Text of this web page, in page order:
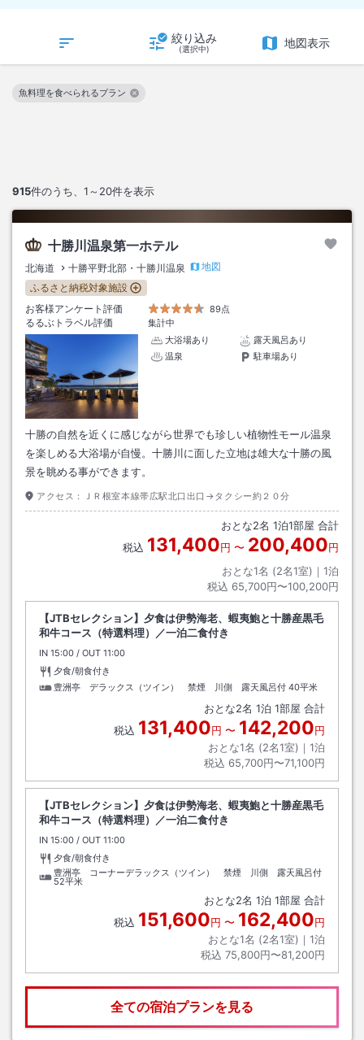
絞り込み
(選択中) 地図表示
915件のうち、 1～20件を表示
魚料理を食べられるプラン
この絞り込み条件を解除
十勝川温泉第一ホテル
北海道 十勝平野北部・十勝川温泉
地図
ふるさと納税対象施設
お客様アンケート評価
89点
るるぶトラベル評価
集計中
大浴場あり
露天風呂あり
温泉
駐車場あり
十勝の自然を近くに感じながら世界でも珍しい植物性モール温泉
を楽しめる大浴場が自慢。十勝川に面した立地は雄大な十勝の風
景を眺める事ができます。
アクセス： ＪＲ根室本線帯広駅北口出口→タクシー約２０分
おとな2名 1泊1部屋 合計
税込 131,400円 〜 200,400円
おとな1名 (2名1室)｜ 1泊
税込 65,700円〜100,200円
【JTBセレクション】夕食は伊勢海老、蝦夷鮑と十勝産黒毛
和牛コース（特選料理）／一泊二食付き
IN チェックイン
15:00 / OUT チェックアウト
11:00
夕食/朝食付き
豊洲亭 デラックス（ツイン） 禁煙 川側 露天風呂付 40平米
おとな2名 1泊 1部屋 合計
税込 131,400円 〜 142,200円
おとな1名 (2名1室)｜ 1泊
税込 65,700円〜71,100円
【JTBセレクション】夕食は伊勢海老、蝦夷鮑と十勝産黒毛
和牛コース（特選料理）／一泊二食付き
IN チェックイン
15:00 / OUT チェックアウト
11:00
夕食/朝食付き
豊洲亭 コーナーデラックス（ツイン） 禁煙 川側 露天風呂付
52平米
おとな2名 1泊 1部屋 合計
税込 151,600円 〜 162,400円
おとな1名 (2名1室)｜ 1泊
税込 75,800円〜81,200円
全ての宿泊プランを見る